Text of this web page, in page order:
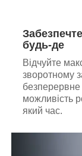
будь-де
Відчуйте
зворотному
можливість
який час.